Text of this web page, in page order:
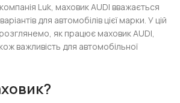
Luk, маховик AUDI вважається
для автомобілів цієї марки. У цій
як працює маховик AUDI,
важливість для автомобільної